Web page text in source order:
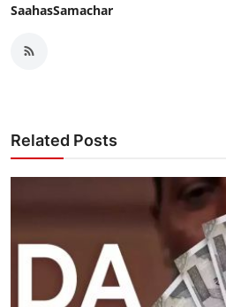
SaahasSamachar
Related Posts